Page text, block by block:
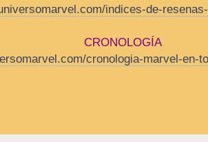
indices-de-
CRONOLOGÍA
cronologia-marvel-en-